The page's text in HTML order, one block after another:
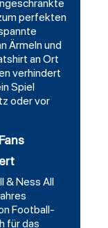
perfekten
Ärmeln und
an Ort
verhindert
Spiel
oder vor
& Ness All
Football-
für das